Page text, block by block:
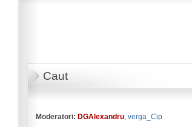
Caut
Moderatori: DGAlexandru, verga_Cip